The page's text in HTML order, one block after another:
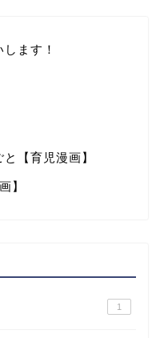
ます！
【育児漫画】
】
1